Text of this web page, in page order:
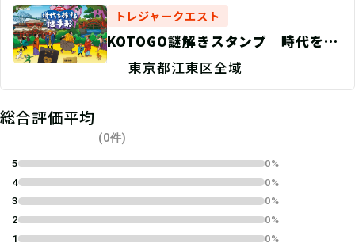
トレジャークエスト
KOTOGO謎解きスタンプ 時代を旅
する謎手形〜深川コース〜
東京都江東区全域
総合評価平均
(0件)
5
0%
4
0%
3
0%
2
0%
1
0%